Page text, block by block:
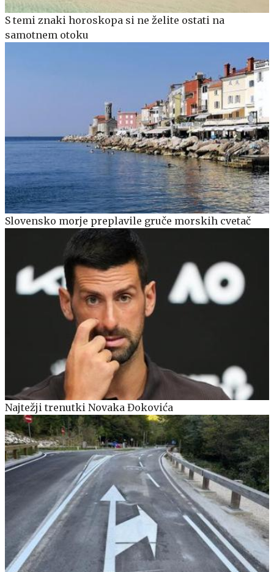
S temi znaki horoskopa si ne želite ostati na
samotnem otoku
Slovensko morje preplavile gruče morskih cvetač
Najtežji trenutki Novaka Đokovića